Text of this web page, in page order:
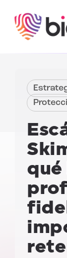
qué